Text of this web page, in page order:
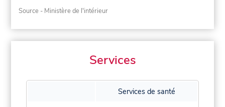
Source - Ministère de l'intérieur
Services
Services de santé